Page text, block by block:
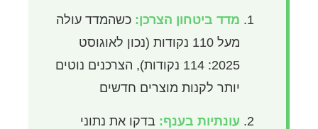
מדד ביטחון הצרכן: כשהמדד עולה
מעל 110 נקודות (נכון לאוגוסט
2025: 114 נקודות), הצרכנים נוטים
יותר לקנות מוצרים חדשים
עונתיות בענף: בדקו את נתוני